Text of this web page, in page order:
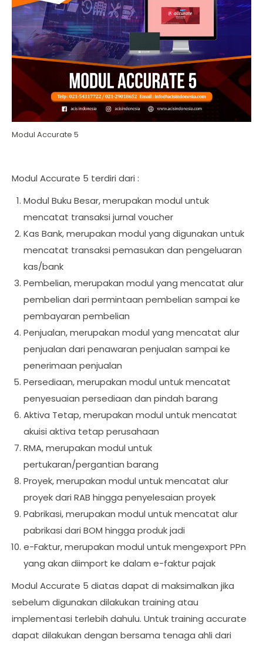
Modul Accurate 5
Modul Accurate 5 terdiri dari :
Modul Buku Besar, merupakan modul untuk
mencatat transaksi jurnal voucher
Kas Bank, merupakan modul yang digunakan untuk
mencatat transaksi pemasukan dan pengeluaran
kas/bank
Pembelian, merupakan modul yang mencatat alur
pembelian dari permintaan pembelian sampai ke
pembayaran pembelian
Penjualan, merupakan modul yang mencatat alur
penjualan dari penawaran penjualan sampai ke
penerimaan penjualan
Persediaan, merupakan modul untuk mencatat
penyesuaian persediaan dan pindah barang
Aktiva Tetap, merupakan modul untuk mencatat
akuisi aktiva tetap perusahaan
RMA, merupakan modul untuk
pertukaran/pergantian barang
Proyek, merupakan modul untuk mencatat alur
proyek dari RAB hingga penyelesaian proyek
Pabrikasi, merupakan modul untuk mencatat alur
pabrikasi dari BOM hingga produk jadi
e-Faktur, merupakan modul untuk mengexport PPn
yang akan diimport ke dalam e-faktur pajak
Modul Accurate 5 diatas dapat di maksimalkan jika
sebelum digunakan dilakukan training atau
implementasi terlebih dahulu. Untuk training accurate
dapat dilakukan dengan bersama tenaga ahli dari